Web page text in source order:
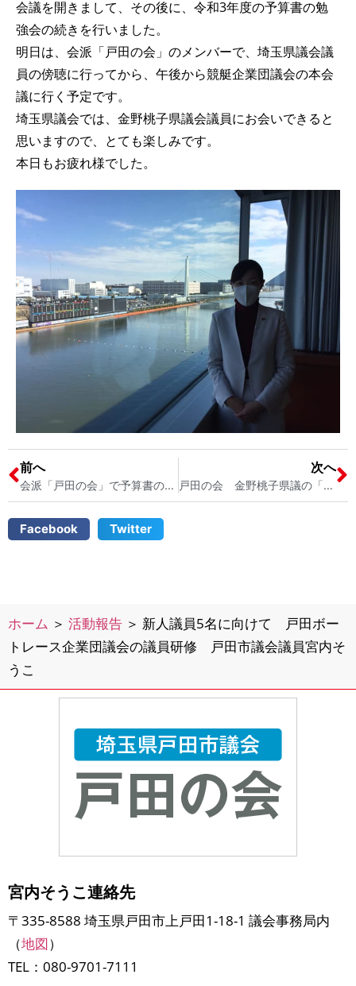
会議を開きまして、その後に、令和3年度の予算書の勉
強会の続きを行いました。
明日は、会派「戸田の会」のメンバーで、埼玉県議会議
員の傍聴に行ってから、午後から競艇企業団議会の本会
議に行く予定です。
埼玉県議会では、金野桃子県議会議員にお会いできると
思いますので、とても楽しみです。
本日もお疲れ様でした。
前へ
会派「戸田の会」で予算書の勉強会 戸田市議会議員宮内そうこ
次へ
戸田の会 金野桃子県議の「無所属県民会議」と交流会 戸田市議会議員宮内そうこ
Facebook Twitter
ホーム ＞ 活動報告 ＞ 新人議員5名に向けて 戸田ボー
トレース企業団議会の議員研修 戸田市議会議員宮内そ
うこ
宮内そうこ連絡先
〒335-8588 埼玉県戸田市上戸田1-18-1 議会事務局内
（地図）
TEL：080-9701-7111